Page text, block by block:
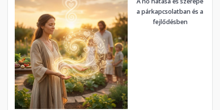
a párkapcsolatban és a
fejlődésben